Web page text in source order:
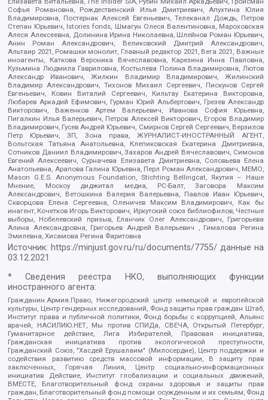
Софья Романовна, Рождественский Илья Дмитриевич, Апухтина Юлия
Владимировна, Постернак Алексей Евгеньевич, Телеканал Дождь, Петров
Степан Юрьевич, Istories fonds, Шмагун Олеся Валентиновна, Мароховская
Алеся Алексеевна, Долинина Ирина Николаевна, Шлейнов Роман Юрьевич,
Анин Роман Александрович, Великовский Дмитрий Александрович,
Альтаир 2021, Ромашки монолит, Главный редактор 2021, Вега 2021, Важные
иноагенты, Каткова Вероника Вячеславовна, Карезина Инна Павловна,
Кузьмина Людмила Гавриловна, Костылева Полина Владимировна, Лютов
Александр Иванович, Жилкин Владимир Владимирович, Жилинский
Владимир Александрович, Тихонов Михаил Сергеевич, Пискунов Сергей
Евгеньевич, Ковин Виталий Сергеевич, Кильтау Екатерина Викторовна,
Любарев Аркадий Ефимович, Гурман Юрий Альбертович, Грезев Александр
Викторович, Важенков Артем Валерьевич, Иванова София Юрьевна,
Пигалкин Илья Валерьевич, Петров Алексей Викторович, Егоров Владимир
Владимирович, Гусев Андрей Юрьевич, Смирнов Сергей Сергеевич, Верзилов
Петр Юрьевич, ЗП, Зона права, ЖУРНАЛИСТ-ИНОСТРАННЫЙ АГЕНТ,
Вольтская Татьяна Анатольевна, Клепиковская Екатерина Дмитриевна,
Сотников Даниил Владимирович, Захаров Андрей Вячеславович, Симонов
Евгений Алексеевич, Сурначева Елизавета Дмитриевна, Соловьева Елена
Анатольевна, Арапова Галина Юрьевна, Перл Роман Александрович, МЕМО,
Mason G.E.S. Anonymous Foundation, Stichting Bellingcat, Якутия – Наше
Мнение, Москоу диджитал медиа, РС-Балт, Заговора Максим
Александрович, Ветошкина Валерия Валерьевна, Павлов Иван Юрьевич,
Скворцова Елена Сергеевна, Оленичев Максим Владимирович, Как бы
инагент, Кочетков Игорь Викторович, Иркутский союз библиофилов, Честные
выборы, Нобелевский призыв, Еланчик Олег Александрович, Григорьева
Алина Александровна, Григорьев Андрей Валерьевич , Гималова Регина
Эмилевна, Хисамова Регина Фаритовна
Источник: https://minjust.gov.ru/ru/documents/7755/ данные на
03.12.2021
* Сведения реестра НКО, выполняющих функции
иностранного агента:
Гражданин.Армия.Право, Нижегородский центр немецкой и европейской
культуры, Центр гендерных исследований, Фонд защиты прав граждан Штаб,
Институт права и публичной политики, Фонд борьбы с коррупцией, Альянс
врачей, НАСИЛИЮ.НЕТ, Мы против СПИДа, СВЕЧА, Открытый Петербург,
Гуманитарное действие, Лига Избирателей, Правовая инициатива,
Гражданская инициатива против экологической преступности,
Гражданский Союз, "Хасдей Ерушалаим" (Милосердие), Центр поддержки и
содействия развитию средств массовой информации, В защиту прав
заключенных, Горячая Линия, Центр социально-информационных
инициатив Действие, Институт глобализации и социальных движений,
ВМЕСТЕ, Благотворительный фонд охраны здоровья и защиты прав
граждан, Благотворительный фонд помощи осужденным и их семьям, Фонд